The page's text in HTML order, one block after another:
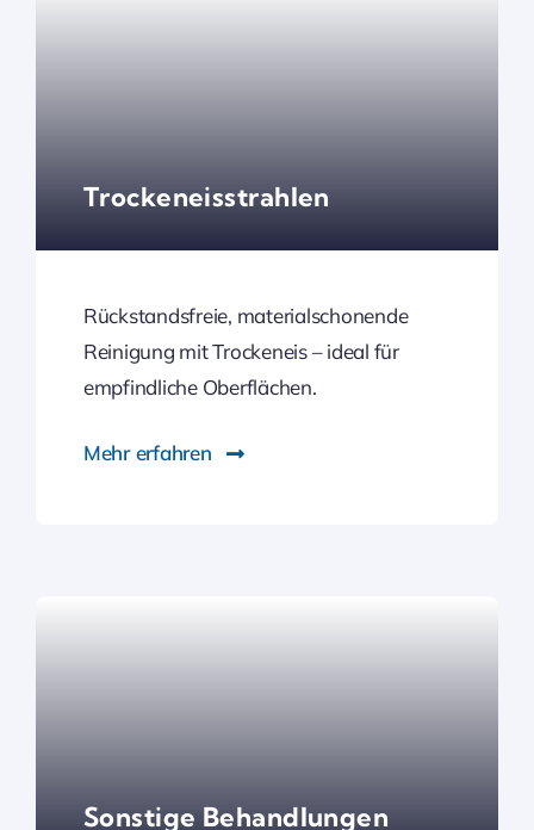
Trockeneisstrahlen
Rückstandsfreie, materialschonende
Reinigung mit Trockeneis – ideal für
empfindliche Oberflächen.
Mehr erfahren
Sonstige Behandlungen